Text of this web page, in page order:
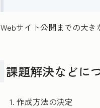
Webサイト公開までの大き
課題解決などに
作成方法の決定